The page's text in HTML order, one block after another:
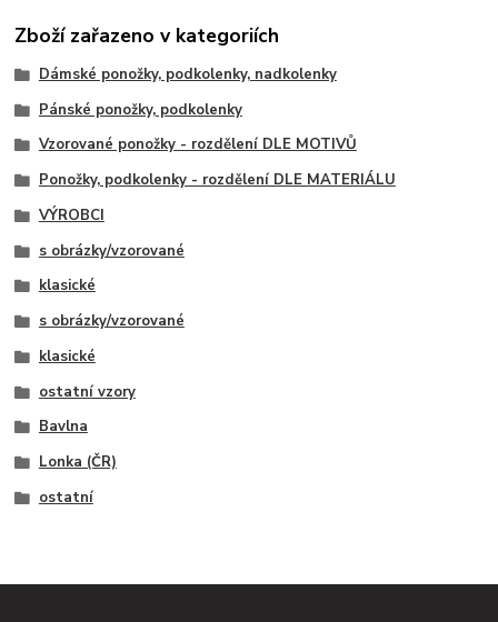
Zboží zařazeno v kategoriích
Dámské ponožky, podkolenky, nadkolenky
Pánské ponožky, podkolenky
Vzorované ponožky - rozdělení DLE MOTIVŮ
Ponožky, podkolenky - rozdělení DLE MATERIÁLU
VÝROBCI
s obrázky/vzorované
klasické
s obrázky/vzorované
klasické
ostatní vzory
Bavlna
Lonka (ČR)
ostatní